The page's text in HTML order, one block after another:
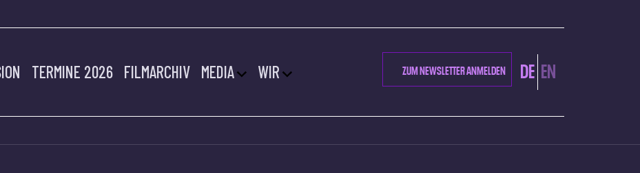
TERMINE 2026 FILMARCHIV MEDIA WIR ZUM NEWSLETTER ANMELDEN DE EN